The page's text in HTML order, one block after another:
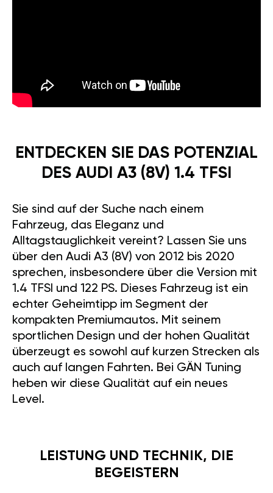
ENTDECKEN SIE DAS POTENZIAL
DES AUDI A3 (8V) 1.4 TFSI
Sie sind auf der Suche nach einem
Fahrzeug, das Eleganz und
Alltagstauglichkeit vereint? Lassen Sie uns
über den Audi A3 (8V) von 2012 bis 2020
sprechen, insbesondere über die Version mit
1.4 TFSI und 122 PS. Dieses Fahrzeug ist ein
echter Geheimtipp im Segment der
kompakten Premiumautos. Mit seinem
sportlichen Design und der hohen Qualität
überzeugt es sowohl auf kurzen Strecken als
auch auf langen Fahrten. Bei GÄN Tuning
heben wir diese Qualität auf ein neues
Level.
LEISTUNG UND TECHNIK, DIE
BEGEISTERN